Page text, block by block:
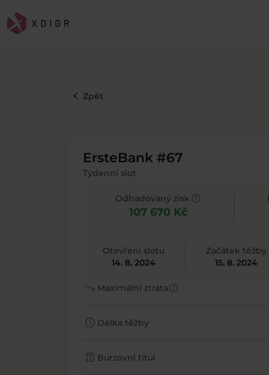
keyboard_arrow_left Zpět
ErsteBank #67
Týdenní slot
Odhadovaný zisk
107 670 Kč
Otevření slotu
14. 8. 2024
Začátek těžby
15. 8. 2024
trending_down Maximální ztrátahelp
schedule Délka těžby
account_balance Burzovní titul